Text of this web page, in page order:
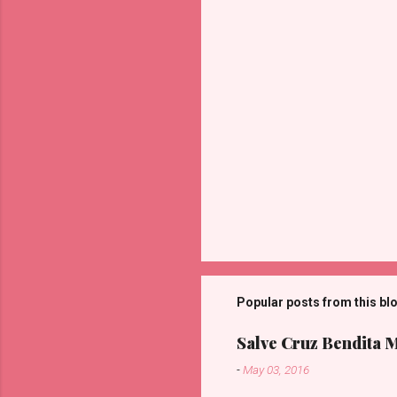
Popular posts from this
Salve Cruz Bendita
-May 03, 2016